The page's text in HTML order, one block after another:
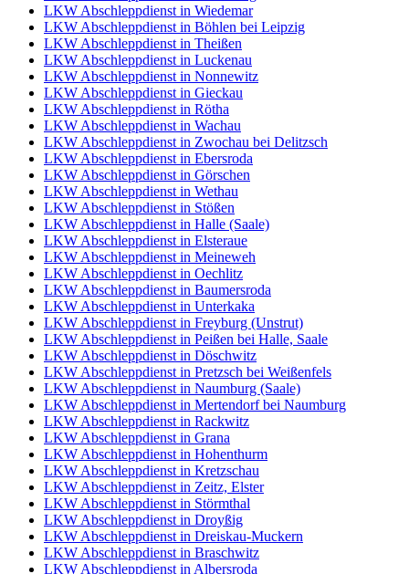
LKW Abschleppdienst in Wiedemar
LKW Abschleppdienst in Böhlen bei Leipzig
LKW Abschleppdienst in Theißen
LKW Abschleppdienst in Luckenau
LKW Abschleppdienst in Nonnewitz
LKW Abschleppdienst in Gieckau
LKW Abschleppdienst in Rötha
LKW Abschleppdienst in Wachau
LKW Abschleppdienst in Zwochau bei Delitzsch
LKW Abschleppdienst in Ebersroda
LKW Abschleppdienst in Görschen
LKW Abschleppdienst in Wethau
LKW Abschleppdienst in Stößen
LKW Abschleppdienst in Halle (Saale)
LKW Abschleppdienst in Elsteraue
LKW Abschleppdienst in Meineweh
LKW Abschleppdienst in Oechlitz
LKW Abschleppdienst in Baumersroda
LKW Abschleppdienst in Unterkaka
LKW Abschleppdienst in Freyburg (Unstrut)
LKW Abschleppdienst in Peißen bei Halle, Saale
LKW Abschleppdienst in Döschwitz
LKW Abschleppdienst in Pretzsch bei Weißenfels
LKW Abschleppdienst in Naumburg (Saale)
LKW Abschleppdienst in Mertendorf bei Naumburg
LKW Abschleppdienst in Rackwitz
LKW Abschleppdienst in Grana
LKW Abschleppdienst in Hohenthurm
LKW Abschleppdienst in Kretzschau
LKW Abschleppdienst in Zeitz, Elster
LKW Abschleppdienst in Störmthal
LKW Abschleppdienst in Droyßig
LKW Abschleppdienst in Dreiskau-Muckern
LKW Abschleppdienst in Braschwitz
LKW Abschleppdienst in Albersroda